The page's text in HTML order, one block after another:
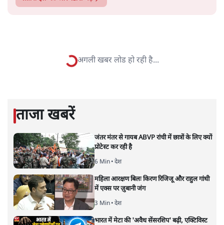
संस्कृति और भाषा पर उनकी दृष्टि गहरी और साफ़ है। उनकी शैली—
सरल भाषा में जटिल प्रश्नों को खोलने की—उन्हें आज के
नतीजों पर परदे डालता घोषणा प्रधान
बजट!